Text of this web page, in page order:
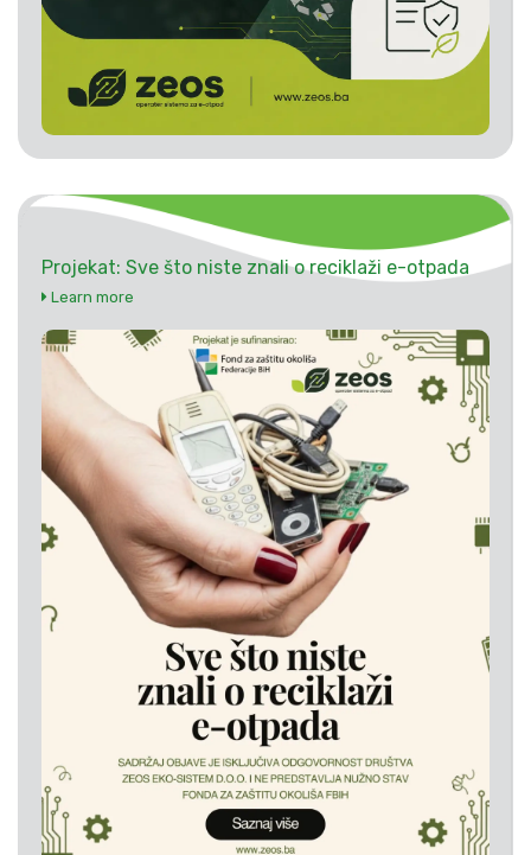
Projekat: Sve što niste znali o reciklaži e-otpada
Learn more